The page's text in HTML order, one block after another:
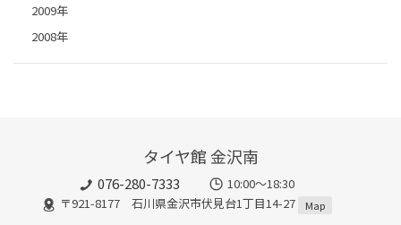
2009年
2008年
タイヤ館 金沢南
076-280-7333
10:00～18:30
〒921-8177 石川県金沢市伏見台1丁目14-27
Map